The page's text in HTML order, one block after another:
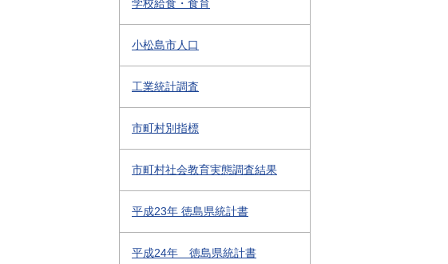
学校給食・食育
小松島市人口
工業統計調査
市町村別指標
市町村社会教育実態調査結果
平成23年 徳島県統計書
平成24年 徳島県統計書